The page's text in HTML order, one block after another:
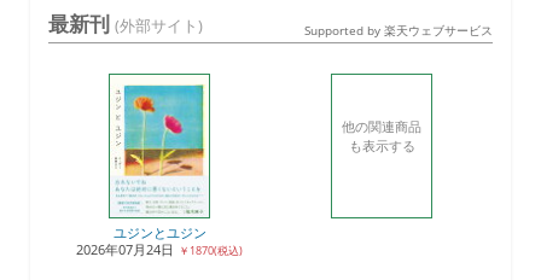
最新刊 (外部サイト) Supported by 楽天ウェブサービス
ユジンとユジン
2026年07月24日
￥1870(税込)
他の関連商品
も表示する